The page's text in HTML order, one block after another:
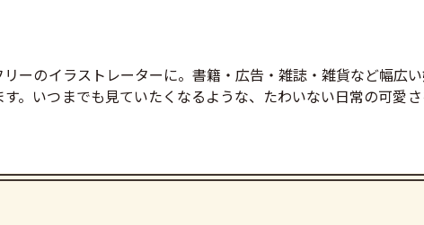
ーのイラストレーターに。書籍・広告・雑誌・雑貨など幅広
。いつまでも見ていたくなるような、たわいない日常の可愛